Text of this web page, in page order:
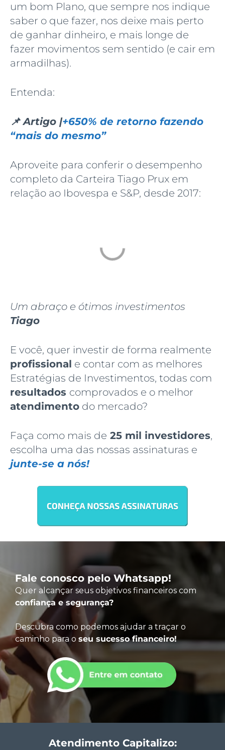
um bom Plano, que sempre nos indique
saber o que fazer, nos deixe mais perto
de ganhar dinheiro, e mais longe de
fazer movimentos sem sentido (e cair em
armadilhas).
Entenda:
📌 Artigo |+650% de retorno fazendo
“mais do mesmo”
Aproveite para conferir o desempenho
completo da Carteira Tiago Prux em
relação ao Ibovespa e S&P, desde 2017:
Um abraço e ótimos investimentos
Tiago
E você, quer investir de forma realmente
profissional e contar com as melhores
Estratégias de Investimentos, todas com
resultados comprovados e o melhor
atendimento do mercado?
Faça como mais de 25 mil investidores,
escolha uma das nossas assinaturas e
junte-se a nós!
Fale conosco pelo Whatsapp!
Quer alcançar seus objetivos financeiros com
confiança e segurança?
Descubra como podemos ajudar a traçar o
caminho para o seu sucesso financeiro!
Atendimento Capitalizo: